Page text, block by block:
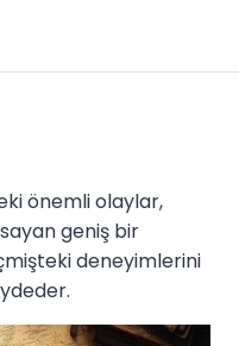
önemli olaylar,
geniş bir
deneyimlerini